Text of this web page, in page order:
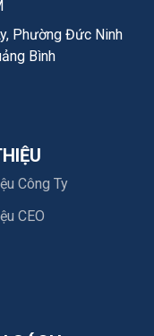
Phường Đức Ninh
Bình
Công Ty
CEO